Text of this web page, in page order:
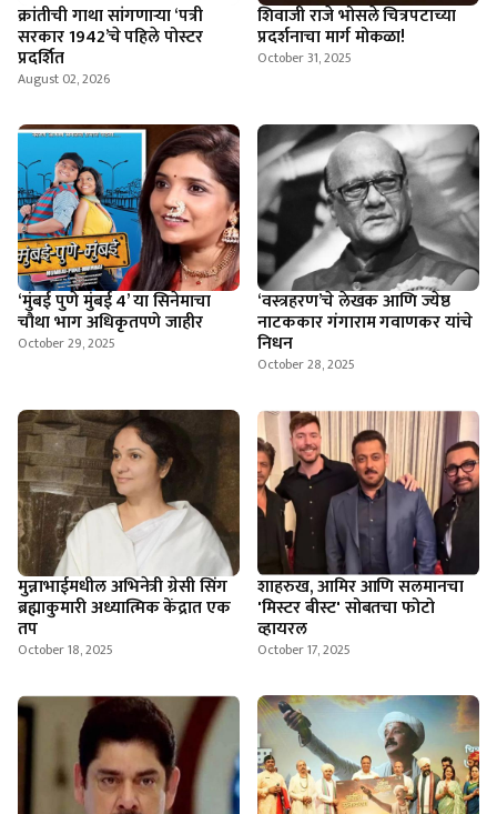
क्रांतीची गाथा सांगणार्‍या ‘पत्री
सरकार 1942’चे पहिले पोस्टर
प्रदर्शित
August 02, 2026
शिवाजी राजे भोसले चित्रपटाच्या
प्रदर्शनाचा मार्ग मोकळा!
October 31, 2025
‘मुंबई पुणे मुंबई 4’ या सिनेमाचा
चौथा भाग अधिकृतपणे जाहीर
October 29, 2025
‘वस्त्रहरण’चे लेखक आणि ज्येष्ठ
नाटककार गंगाराम गवाणकर यांचे
निधन
October 28, 2025
मुन्नाभाईमधील अभिनेत्री ग्रेसी सिंग
ब्रह्माकुमारी अध्यात्मिक केंद्रात एक
तप
October 18, 2025
शाहरुख, आमिर आणि सलमानचा
'मिस्टर बीस्ट' सोबतचा फोटो
व्हायरल
October 17, 2025